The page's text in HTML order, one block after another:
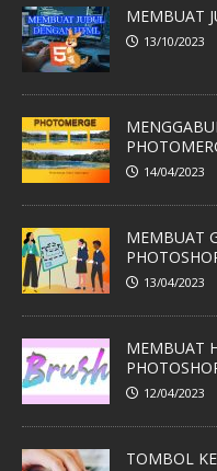
MEMBUAT
13/10/2023
14/04/2023
MEMBUAT
13/04/2023
MEMBUAT
12/04/2023
TOMBOL